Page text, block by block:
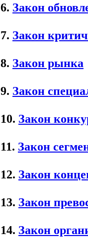
6. Закон
7. Закон
8. Закон рынка
9. Закон
10. Закон
11. Закон
12. Закон
13. Закон
14. Закон